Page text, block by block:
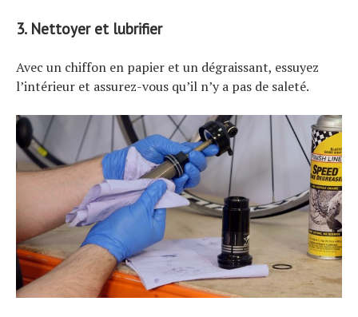
3. Nettoyer et lubrifier
Avec un chiffon en papier et un dégraissant, essuyez
l’intérieur et assurez-vous qu’il n’y a pas de saleté.